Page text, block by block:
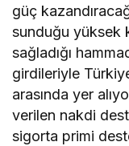
güç
sunduğu yüksek
sağladığı
girdileriyle
arasında yer
verilen nakdi
sigorta primi